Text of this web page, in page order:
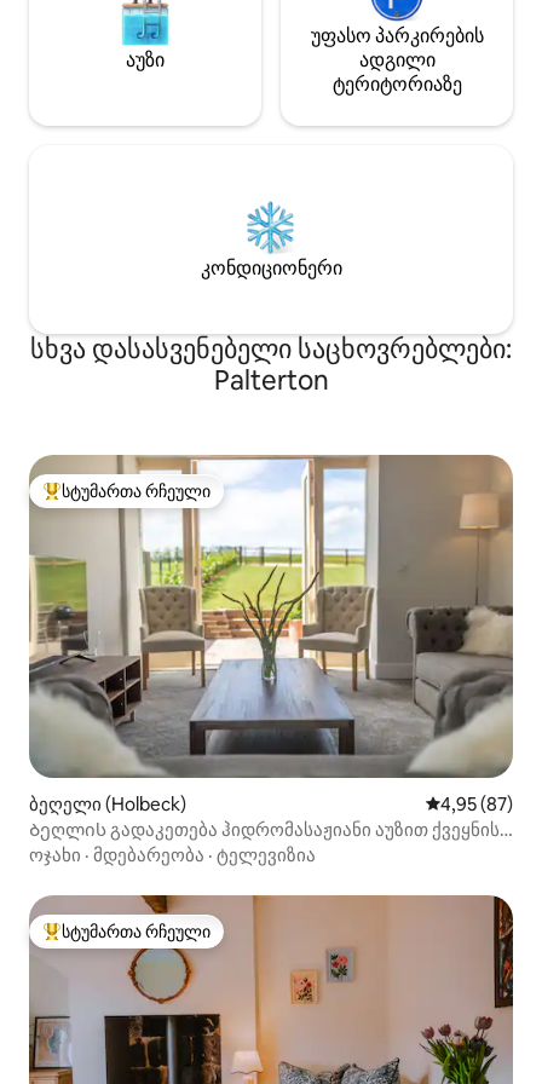
აუზი
უფასო პარკირების
ადგილი
ტერიტორიაზე
კონდიციონერი
სხვა დასასვენებელი საცხოვრებლები:
Palterton
სტუმართა რჩეული მოწინავე ვარიანტი
სტუმართა რჩეული
ბეღელი (Holbeck) საშუალო
4,95 (87)
Ბეღლის გადაკეთება ჰიდრომასაჟიანი აუზით ქვეყნის
მამულში
ოჯახი · მდებარეობა · ტელევიზია
სტუმართა რჩეული მოწინავე ვარიანტი
სტუმართა რჩეული